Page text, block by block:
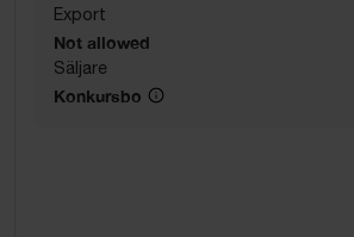
Export
Not allowed
Säljare
Konkursbo